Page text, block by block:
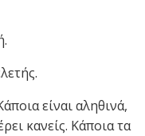
είναι αληθινά,
κανείς. Κάποια τα